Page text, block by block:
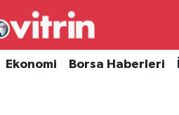
Ekonomi Borsa Haberleri